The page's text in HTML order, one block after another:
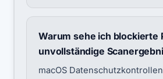
Warum sehe ich blockierte
unvollständige
macOS